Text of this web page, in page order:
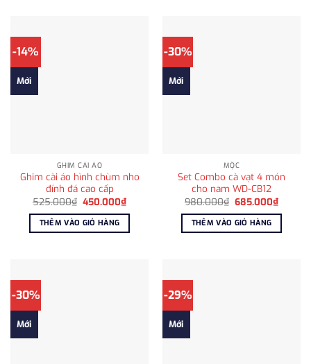
-14%
Mới
GHIM CÀI ÁO
Ghim cài áo hình chùm nho
đính đá cao cấp
525.000₫ Giá
là:
525.000₫.
450.000₫Giá
hiện
tại
450.000₫.
THÊM VÀO GIỎ HÀNG
-30%
Mới
MỘC
Set Combo cà vạt 4 món
cho nam WD-CB12
980.000₫ Giá
là:
980.000₫.
685.000₫Giá
hiện
tại
THÊM VÀO GIỎ HÀNG
-30%
Mới
-29%
Mới